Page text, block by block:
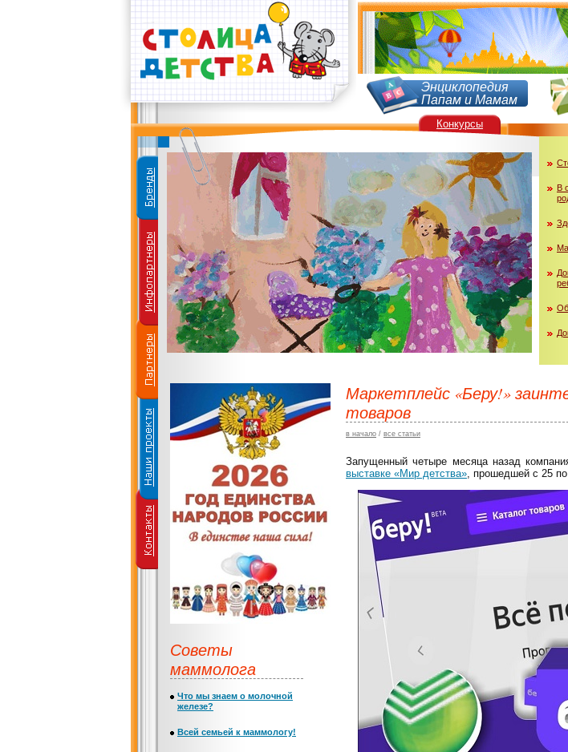
Энциклопедия
Папам и Мамам
В
Маркетплейс «Беру!»
товаров
в начало / все статьи
Запущенный четыре месяца назад
выставке «Мир детства», прошедшей с 25
Советы
маммолога
Что мы знаем о молочной
железе?
Всей семьей к маммологу!
Конкурсы